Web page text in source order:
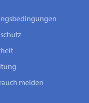
melden